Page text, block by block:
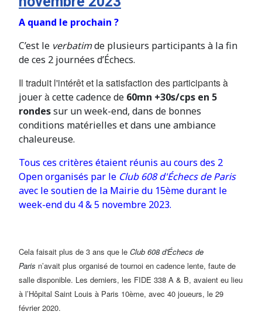
A quand le prochain ?
C’est le verbatimde plusieurs participants à la fin
de ces 2 journées d’Échecs.
Il traduit l'intérêt et la satisfaction des participants à
joueràcette cadence de 60mn +30s/cps en 5
rondessur un week-end, dans de bonnes
conditions matérielles et dans une ambiance
chaleureuse.
Tous ces critères étaient réunis au cours des 2
Open organisés par le Club 608 d'Échecs de Paris
avec le soutien de la Mairie du 15ème durant le
week-end du 4 & 5 novembre 2023.
Cela faisait plus de 3 ans que le Club 608 d'Échecs de
Paris n’avait plus organisé de tournoi en cadence lente, faute de
salle disponible. Les derniers, les FIDE 338 A & B, avaient eu lieu
à l’Hôpital Saint Louis à Paris 10ème, avec 40 joueurs, le 29
février 2020.